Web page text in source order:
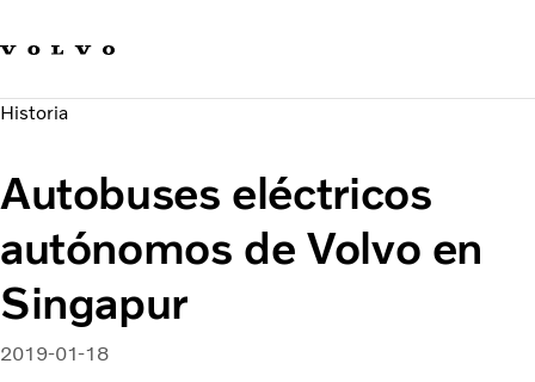
Sustainable Transportation
News & Media
About us
Historia
Autobuses eléctricos
autónomos de Volvo en
Singapur
2019-01-18